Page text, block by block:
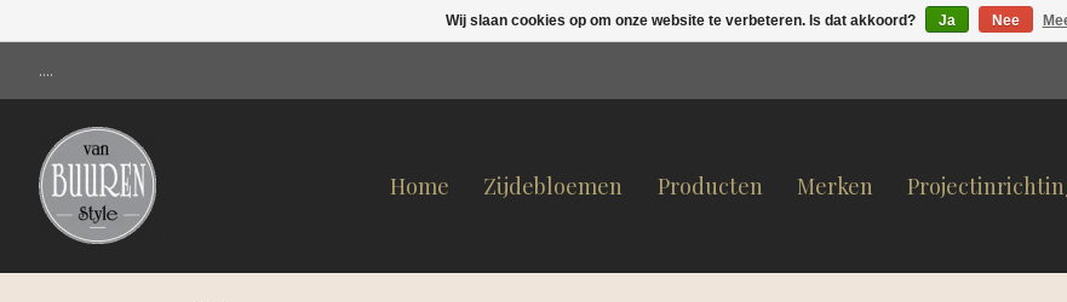
....
Home Zijdebloemen Producten Merken
Wij slaan cookies op om onze website te verbeteren. Is dat akkoord? Ja Nee